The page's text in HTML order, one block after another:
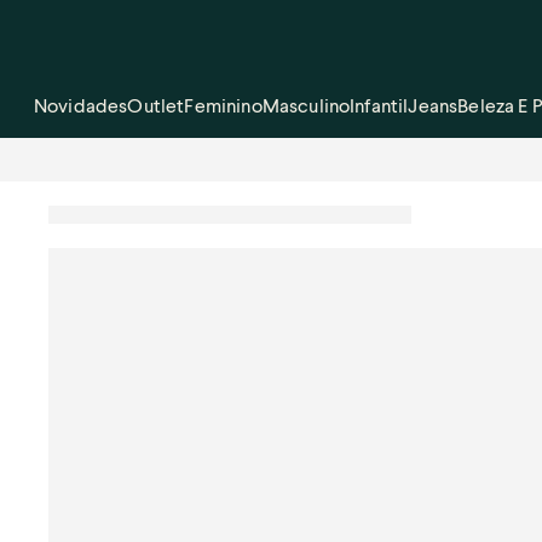
NovidadesOutletFemininoMasculinoInfantilJeansBeleza E